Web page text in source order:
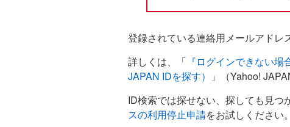
登録されている連絡用メールアドレ
詳しくは、「 『ログインできない
JAPAN IDを探す）
」（Yahoo!
ID検索では探せない、探しても見つ
スの利用停止申請をお試しください。